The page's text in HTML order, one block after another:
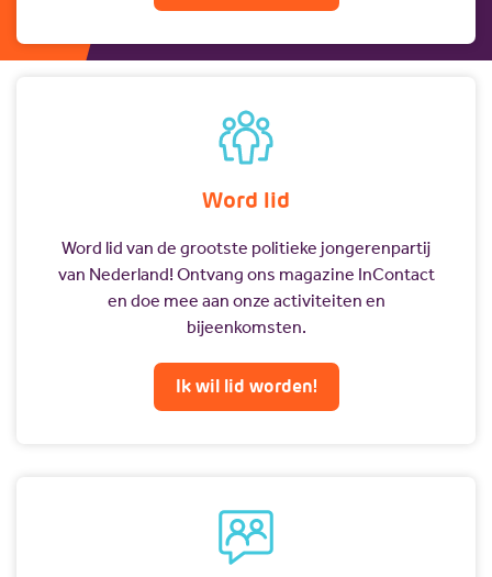
Word lid
Word lid van de grootste politieke jongerenpartij
van Nederland! Ontvang ons magazine InContact
en doe mee aan onze activiteiten en
bijeenkomsten.
Ik wil lid worden!